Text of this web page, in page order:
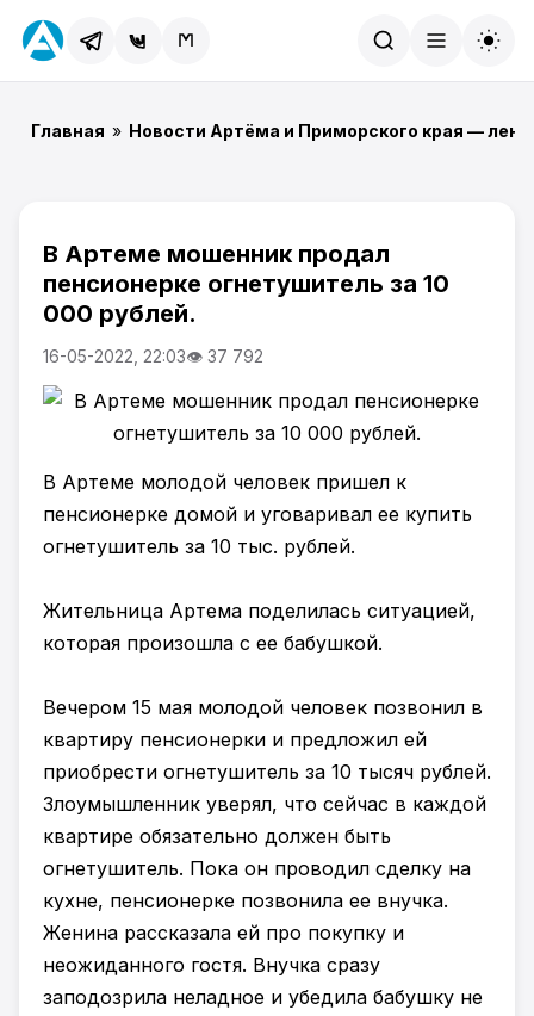
Главная » Новости Артёма и Приморского края —
В Артеме мошенник продал
пенсионерке огнетушитель за 10
000 рублей.
16-05-2022, 22:03👁 37 792
В Артеме молодой человек пришел к
пенсионерке домой и уговаривал ее купить
огнетушитель за 10 тыс. рублей.
Жительница Артема поделилась ситуацией,
которая произошла с ее бабушкой.
Вечером 15 мая молодой человек позвонил в
квартиру пенсионерки и предложил ей
приобрести огнетушитель за 10 тысяч рублей.
Злоумышленник уверял, что сейчас в каждой
квартире обязательно должен быть
огнетушитель. Пока он проводил сделку на
кухне, пенсионерке позвонила ее внучка.
Женина рассказала ей про покупку и
неожиданного гостя. Внучка сразу
заподозрила неладное и убедила бабушку не